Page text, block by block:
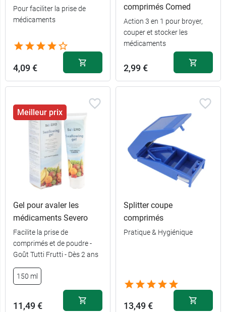
Pour faciliter la prise de
médicaments
4,09 €
comprimés Comed
Action 3 en 1 pour broyer,
couper et stocker les
médicaments
2,99 €
Meilleur prix
Gel pour avaler les
médicaments Severo
Facilite la prise de
comprimés et de poudre -
Goût Tutti Frutti - Dès 2 ans
150 ml
11,49 €
Splitter coupe
comprimés
Pratique & Hygiénique
13,49 €